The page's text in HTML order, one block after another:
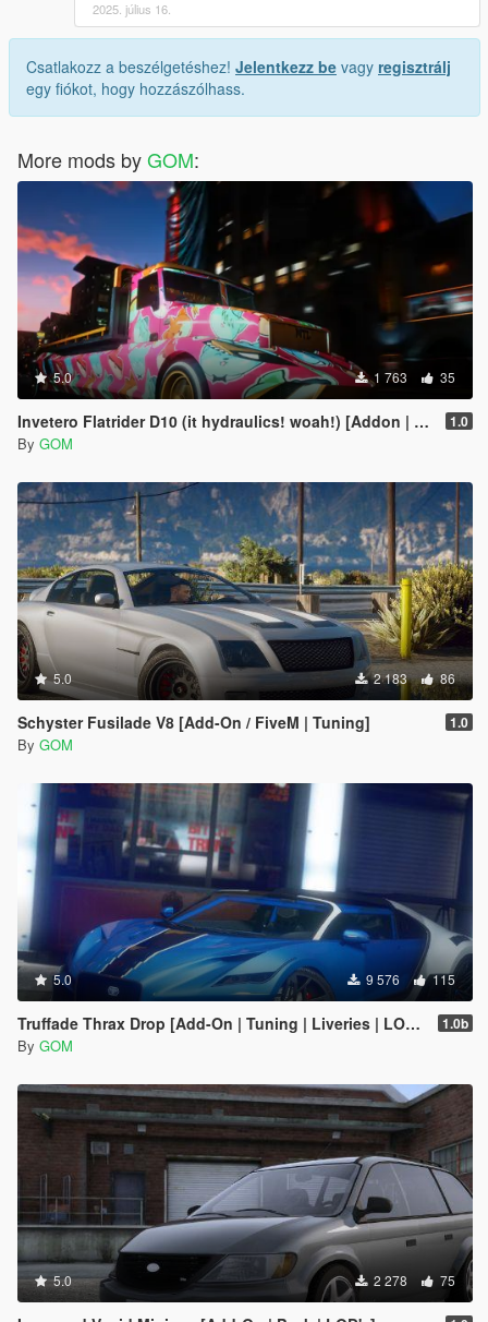
2025. július 16.
Csatlakozz a beszélgetéshez! Jelentkezz be vagy regisztrálj
egy fiókot, hogy hozzászólhass.
More mods byGOM:
5.0 1 763 35
Invetero Flatrider D10 (it hydraulics! woah!) [Addon | FiveM] 1.0
By GOM
5.0 2 183 86
Schyster Fusilade V8 [Add-On / FiveM | Tuning] 1.0
By GOM
5.0 9 576 115
Truffade Thrax Drop [Add-On | Tuning | Liveries | LODs] 1.0b
By GOM
5.0 2 278 75